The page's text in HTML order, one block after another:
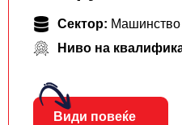
Сектор: Машинство
Ниво на
Види повеќе